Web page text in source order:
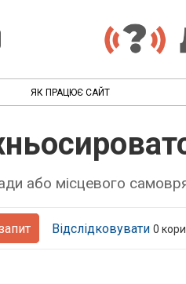
ЯК ПРАЦЮЄ САЙТ
або місцевого
Відслідковувати 0